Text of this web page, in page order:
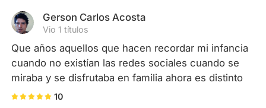
Gerson Carlos Acosta
Vio 1 títulos
Que años aquellos que hacen recordar mi infancia
cuando no existían las redes sociales cuando se
miraba y se disfrutaba en familia ahora es distinto
10